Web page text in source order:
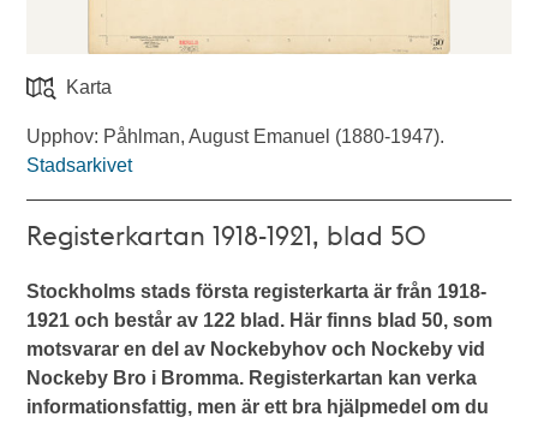
Karta
Upphov: Påhlman, August Emanuel (1880-1947).
Stadsarkivet
Registerkartan 1918-1921, blad 50
Stockholms stads första registerkarta är från 1918-
1921 och består av 122 blad. Här finns blad 50, som
motsvarar en del av Nockebyhov och Nockeby vid
Nockeby Bro i Bromma. Registerkartan kan verka
informationsfattig, men är ett bra hjälpmedel om du